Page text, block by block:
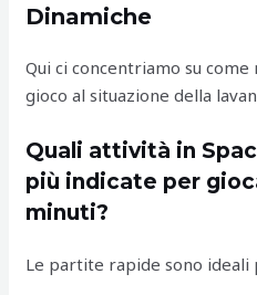
Dinamiche
Qui ci concentriamo su
gioco al situazione della
Quali attività in
più indicate per
minuti?
Le partite rapide sono ideali